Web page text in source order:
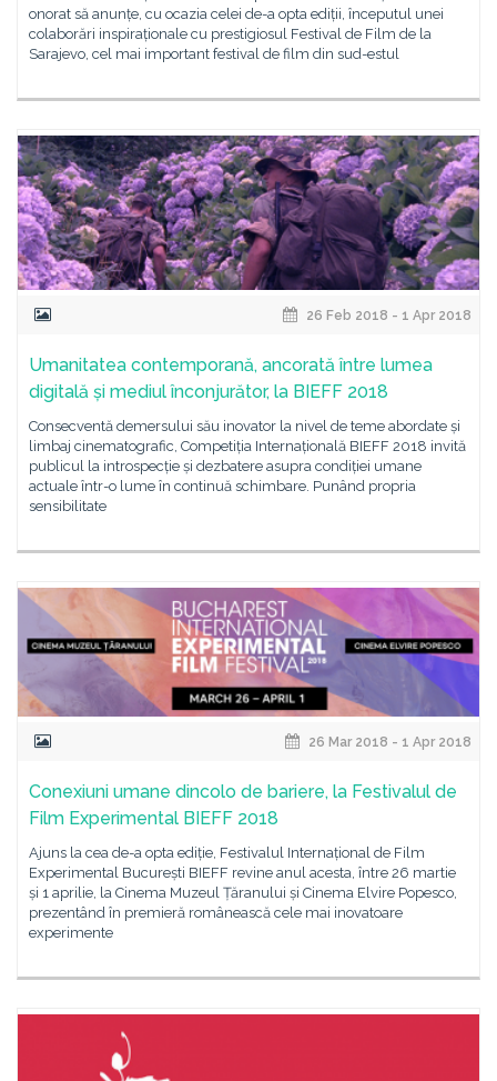
onorat să anunțe, cu ocazia celei de-a opta ediții, începutul unei
colaborări inspiraționale cu prestigiosul Festival de Film de la
Sarajevo, cel mai important festival de film din sud-estul
26 Feb 2018 - 1 Apr 2018
Umanitatea contemporană, ancorată între lumea
digitală și mediul înconjurător, la BIEFF 2018
Consecventă demersului său inovator la nivel de teme abordate și
limbaj cinematografic, Competiția Internațională BIEFF 2018 invită
publicul la introspecție și dezbatere asupra condiției umane
actuale într-o lume în continuă schimbare. Punând propria
sensibilitate
26 Mar 2018 - 1 Apr 2018
Conexiuni umane dincolo de bariere, la Festivalul de
Film Experimental BIEFF 2018
Ajuns la cea de-a opta ediție, Festivalul Internațional de Film
Experimental București BIEFF revine anul acesta, între 26 martie
și 1 aprilie, la Cinema Muzeul Țăranului și Cinema Elvire Popesco,
prezentând în premieră românească cele mai inovatoare
experimente